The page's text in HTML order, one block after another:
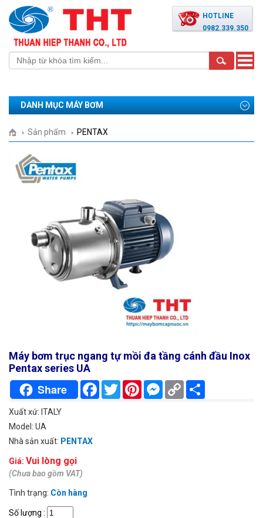
HOTLINE
0982.339.350
Toggle
DANH MỤC MÁY BƠM
Sản phẩm PENTAX
Máy bơm trục ngang tự mồi đa tầng cánh đầu Inox
Pentax series UA
Share FacebookTwitterPinterestMessenger
Copy
Link
Xuất xứ: ITALY
Model: UA
Nhà sản xuất: PENTAX
Giá: Vui lòng gọi
(Chưa bao gồm VAT)
Tình trạng: Còn hàng
Số lượng :